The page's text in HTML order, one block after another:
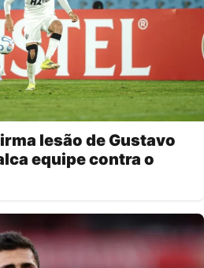
lesão de Gustavo
equipe contra o